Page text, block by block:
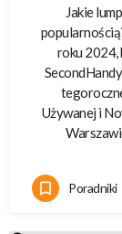
Jakie
roku 2024,
Używanej i
Poradniki